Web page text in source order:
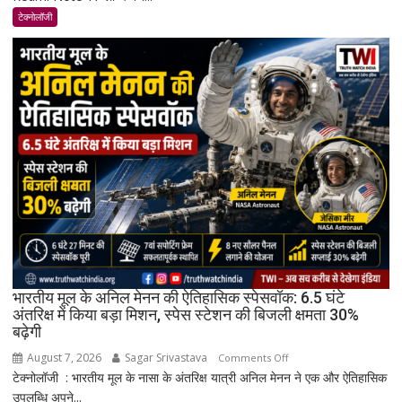
भारत
में
लॉन्च:
8,000mAh
बैटरी,
120Hz
AMOLED
डिस्प्ले
और
Snapdragon
4
Gen
4
के
साथ
रेंज
टेक्नोलॉजी
भारतीय मूल के अनिल मेनन की ऐतिहासिक स्पेसवॉक: 6.5 घंटे
अंतरिक्ष में किया बड़ा मिशन, स्पेस स्टेशन की बिजली क्षमता 30%
बढ़ेगी
August 7, 2026 Sagar Srivastava Comments Offon
भारतीय
टेक्नोलॉजी : भारतीय मूल के नासा के अंतरिक्ष यात्री अनिल मेनन ने एक और ऐतिहासिक
उपलब्धि अपने...